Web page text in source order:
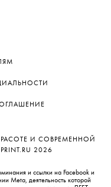
И СОВРЕМЕННОЙ
2026
и ссылки на Facebook и
Meta, деятельность которой